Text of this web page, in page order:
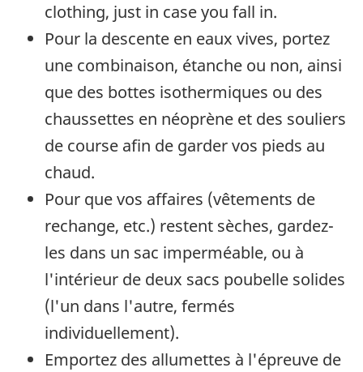
clothing, just in case you fall in.
Pour la descente en eaux vives, portez
une combinaison, étanche ou non, ainsi
que des bottes isothermiques ou des
chaussettes en néoprène et des souliers
de course afin de garder vos pieds au
chaud.
Pour que vos affaires (vêtements de
rechange, etc.) restent sèches, gardez-
les dans un sac imperméable, ou à
l'intérieur de deux sacs poubelle solides
(l'un dans l'autre, fermés
individuellement).
Emportez des allumettes à l'épreuve de